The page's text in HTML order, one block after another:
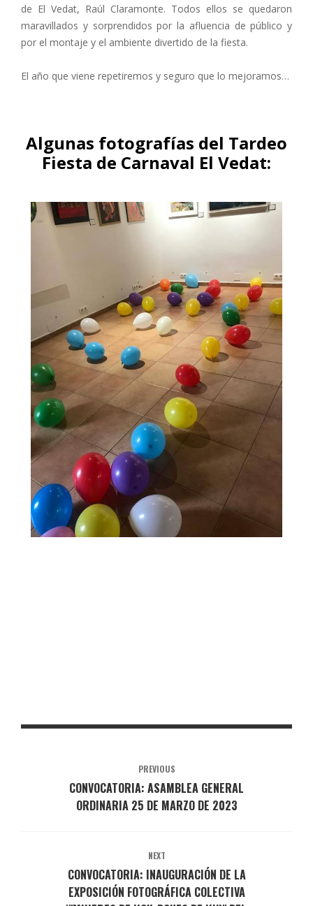
de El Vedat, Raúl Claramonte. Todos ellos se quedaron
maravillados y sorprendidos por la afluencia de público y
por el montaje y el ambiente divertido de la fiesta.
El año que viene repetiremos y seguro que lo mejoramos…
Algunas fotografías del Tardeo
Fiesta de Carnaval El Vedat:
PREVIOUS
CONVOCATORIA: ASAMBLEA GENERAL
ORDINARIA 25 DE MARZO DE 2023
NEXT
CONVOCATORIA: INAUGURACIÓN DE LA
EXPOSICIÓN FOTOGRÁFICA COLECTIVA